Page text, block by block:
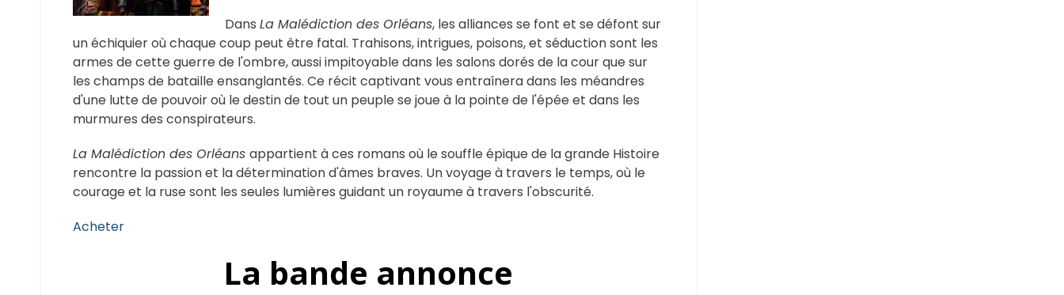
Dans La Malédiction des Orléans, les alliances se font et se défont sur
un échiquier où chaque coup peut être fatal. Trahisons, intrigues, poisons, et séduction sont les
armes de cette guerre de l'ombre, aussi impitoyable dans les salons dorés de la cour que sur
les champs de bataille ensanglantés. Ce récit captivant vous entraînera dans les méandres
d'une lutte de pouvoir où le destin de tout un peuple se joue à la pointe de l'épée et dans les
murmures des conspirateurs.
La Malédiction des Orléans appartient à ces romans où le souffle épique de la grande Histoire
rencontre la passion et la détermination d'âmes braves. Un voyage à travers le temps, où le
courage et la ruse sont les seules lumières guidant un royaume à travers l'obscurité.
Acheter
La bande annonce